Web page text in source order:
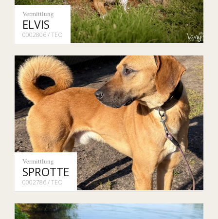
Vermittlung
ELVIS
0002806 / TEO
Vermittlung
SPROTTE
0002786 / TEO